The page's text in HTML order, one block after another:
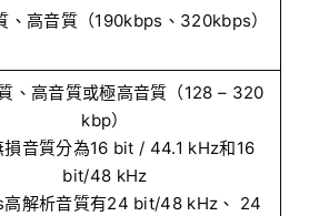
、高音質（190kbps、320kbps）
、高音質或極高音質（128 – 320
kbp）
損音質分為16 bit / 44.1 kHz和16
bit/48 kHz
解析音質有24 bit/48 kHz、 24